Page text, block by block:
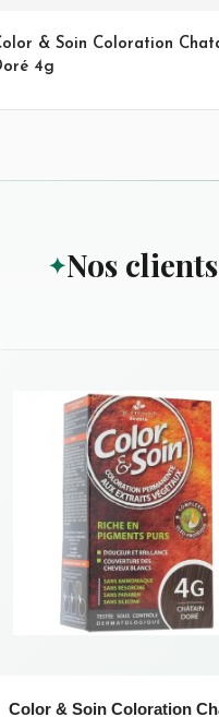
& Soin Coloration
4g
Nos
Color & Soin Coloration